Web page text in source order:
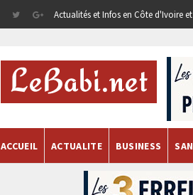
Actualités et Infos en Côte d'Ivoire
ACCUEIL ACTUALITE BUSINESS